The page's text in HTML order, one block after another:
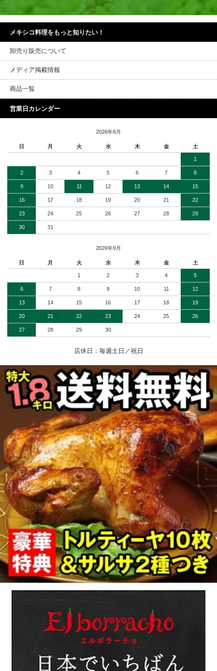
メキシコ料理をもっと知りたい！
卸売り販売について
メディア掲載情報
商品一覧
営業日カレンダー
2026年8月
日 月 火 水 木 金 土
1
2 3 4 5 6 7 8
9 10 11 12 13 14 15
16 17 18 19 20 21 22
23 24 25 26 27 28 29
30 31
2026年9月
日 月 火 水 木 金 土
1 2 3 4 5
6 7 8 9 10 11 12
13 14 15 16 17 18 19
20 21 22 23 24 25 26
27 28 29 30
店休日：毎週土日／祝日